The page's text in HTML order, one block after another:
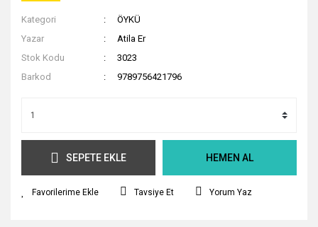
Kategori
ÖYKÜ
Yazar
Atila Er
Stok Kodu
3023
Barkod
9789756421796
SEPETE EKLE HEMEN AL
Tavsiye Et Yorum Yaz